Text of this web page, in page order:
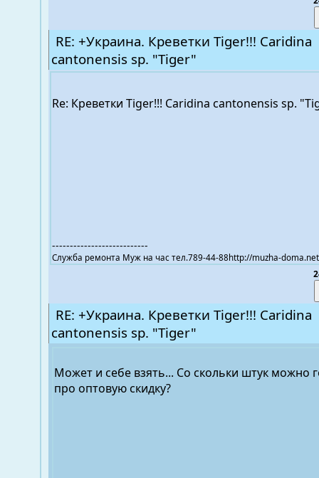
RE: +Украина. Креветки Tiger!!! Caridina
cantonensis sp. "Tiger"
Re: Креветки Tiger!!! Caridina cantonensis sp.
---------------------------
Служба ремонта Муж на час тел.789-44-88http://muzha-
RE: +Украина. Креветки Tiger!!! Caridina
cantonensis sp. "Tiger"
Может и себе взять... Со скольки штук можно
про оптовую скидку?